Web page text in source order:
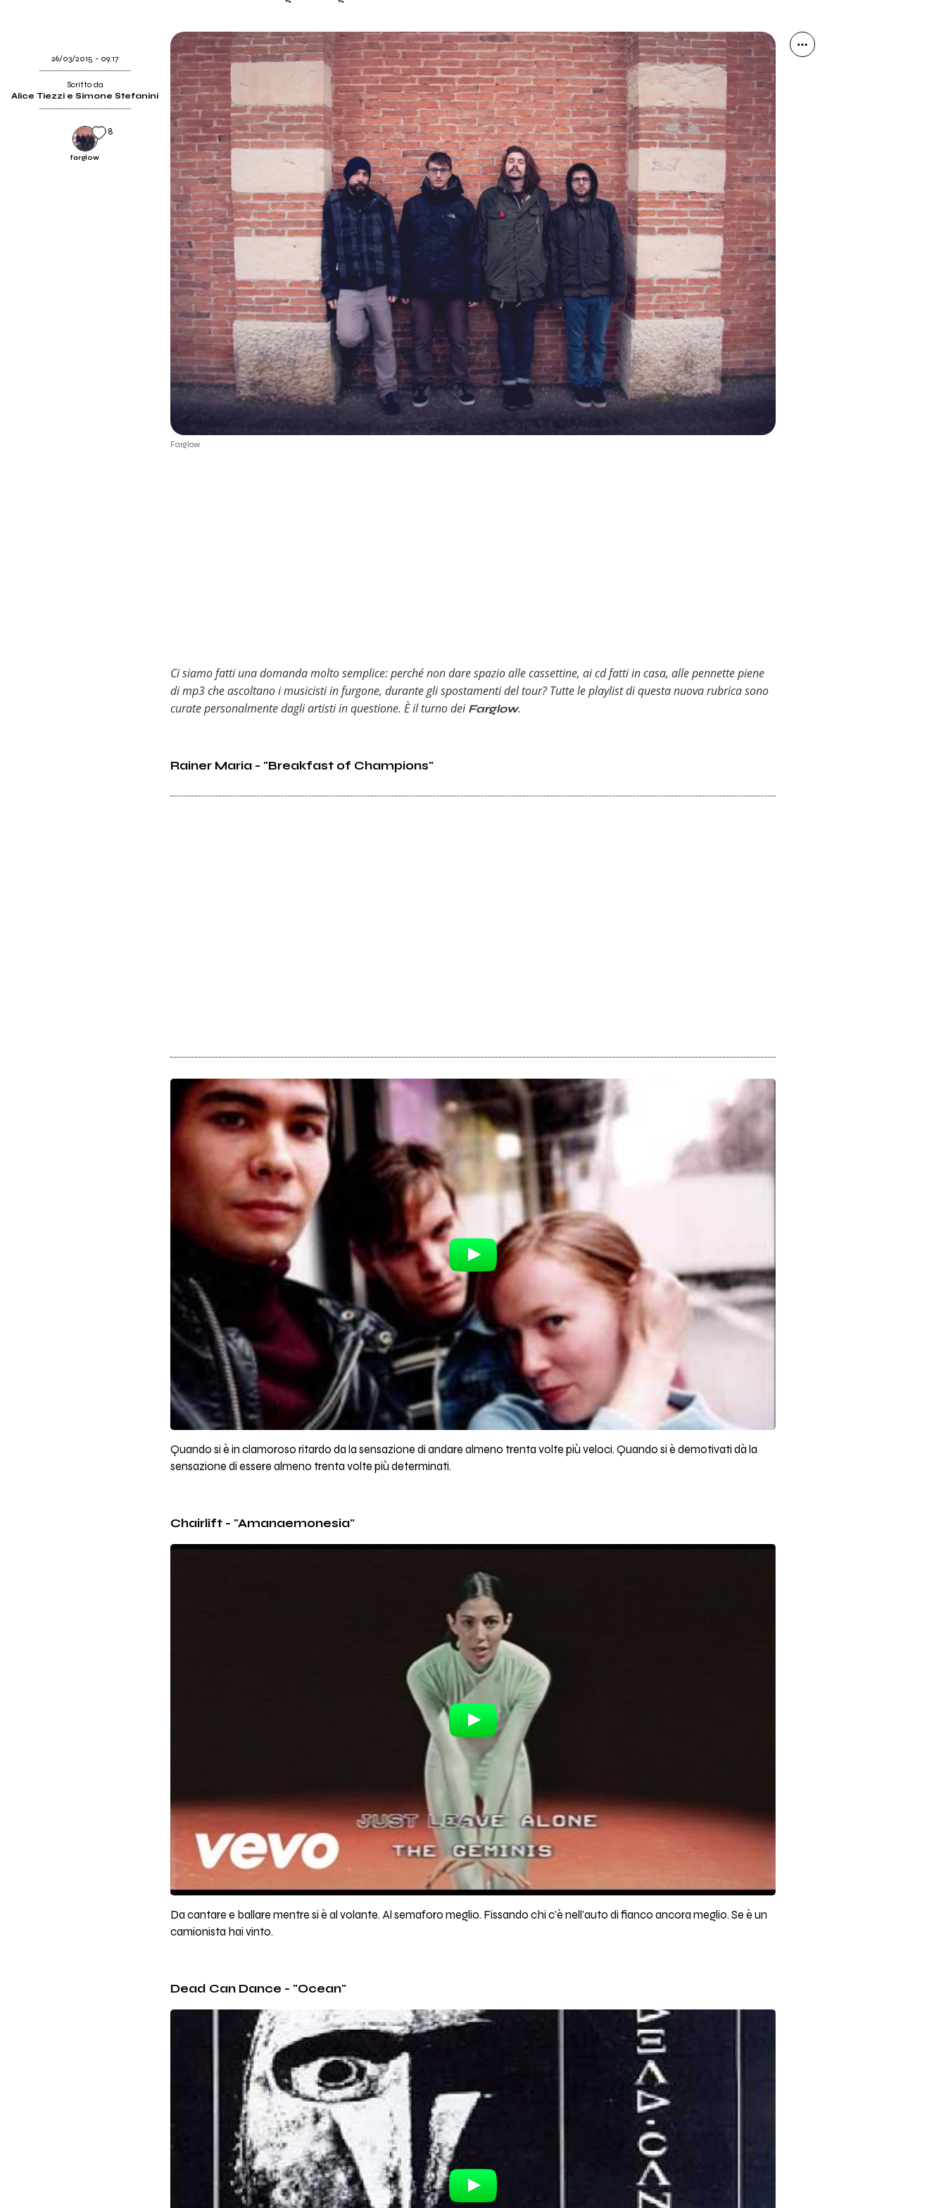
Farglow
26/03/2015 - 09:17
Scritto da
Alice Tiezzi e Simone Stefanini
farglow
8
Ci siamo fatti una domanda molto semplice: perché non dare spazio alle cassettine, ai cd fatti in casa, alle pennette piene
di mp3 che ascoltano i musicisti in furgone, durante gli spostamenti del tour? Tutte le playlist di questa nuova rubrica sono
curate personalmente dagli artisti in questione. È il turno dei Farglow.
Rainer Maria - "Breakfast of Champions"
Quando si è in clamoroso ritardo da la sensazione di andare almeno trenta volte più veloci. Quando si è demotivati dà la
sensazione di essere almeno trenta volte più determinati.
Chairlift - "Amanaemonesia"
Da cantare e ballare mentre si è al volante. Al semaforo meglio. Fissando chi c'è nell'auto di fianco ancora meglio. Se è un
camionista hai vinto.
Dead Can Dance - "Ocean"